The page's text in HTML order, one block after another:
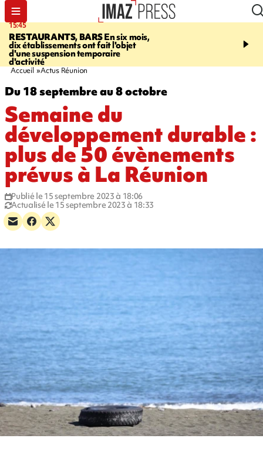
15:45
RESTAURANTS, BARSEn six mois,
dix établissements ont fait l'objet
d'une suspension temporaire
d'activité
17:17
Angeles, un homme vit
Accueil Actus Réunion
Du 18 septembre au 8 octobre
Semaine du
développement durable :
plus de 50 évènements
prévus à La Réunion
Publié le 15 septembre 2023 à 18:06
Actualisé le 15 septembre 2023 à 18:33